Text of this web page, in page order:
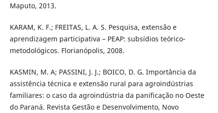
Maputo, 2013.
KARAM, K. F.; FREITAS, L. A. S. Pesquisa, extensão e
aprendizagem participativa – PEAP: subsídios teórico-
metodológicos. Florianópolis, 2008.
KASMIN, M. A; PASSINI, J. J.; BOICO, D. G. Importância da
assistência técnica e extensão rural para agroindústrias
familiares: o caso da agroindústria da panificação no Oeste
do Paraná. Revista Gestão e Desenvolvimento, Novo